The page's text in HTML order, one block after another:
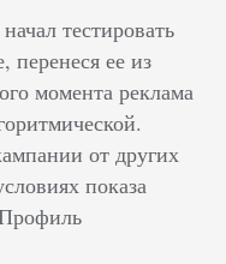
тестировать
ее из
момента реклама
от других
показа